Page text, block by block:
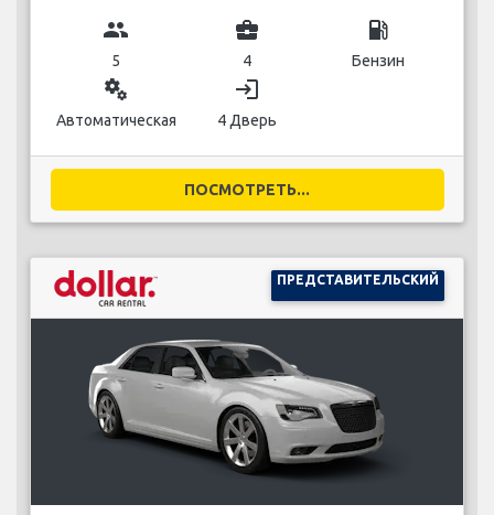
group
5
business_center
4
local_gas_station
Бензин
miscellaneous_services
Автоматическая
login
4 Дверь
ПОСМОТРЕТЬ...
ПРЕДСТАВИТЕЛЬСКИЙ